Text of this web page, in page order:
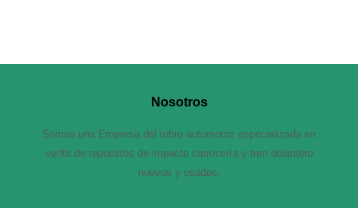
Nosotros
Somos una Empresa del rubro automotriz especializada en
venta de repuestos de impacto carrocería y tren delantero
nuevos y usados.